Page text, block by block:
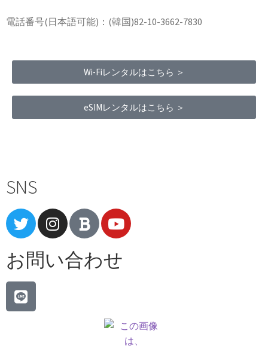
電話番号(日本語可能)：(韓国)82-10-3662-7830
Wi-Fiレンタルはこちら ＞
eSIMレンタルはこちら ＞
SNS
お問い合わせ